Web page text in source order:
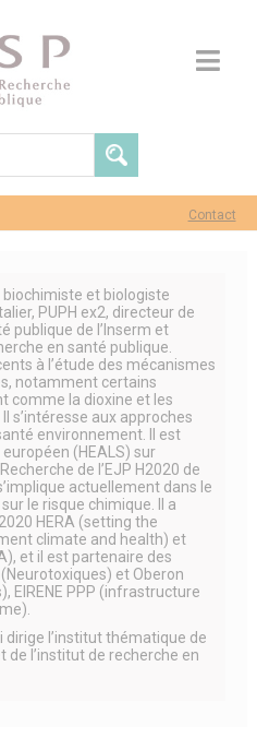
Contact
et biologiste
PUPH ex2, directeur de
publique de l’Inserm et
en santé publique.
à l’étude des mécanismes
notamment certains
comme la dioxine et les
s’intéresse aux approches
environnement. Il est
(HEALS) sur
de l’EJP H2020 de
actuellement dans le
le risque chimique. Il a
HERA (setting the
climate and health) et
et il est partenaire des
et Oberon
EIRENE PPP (infrastructure
dirige l’institut thématique de
de l’institut de recherche en